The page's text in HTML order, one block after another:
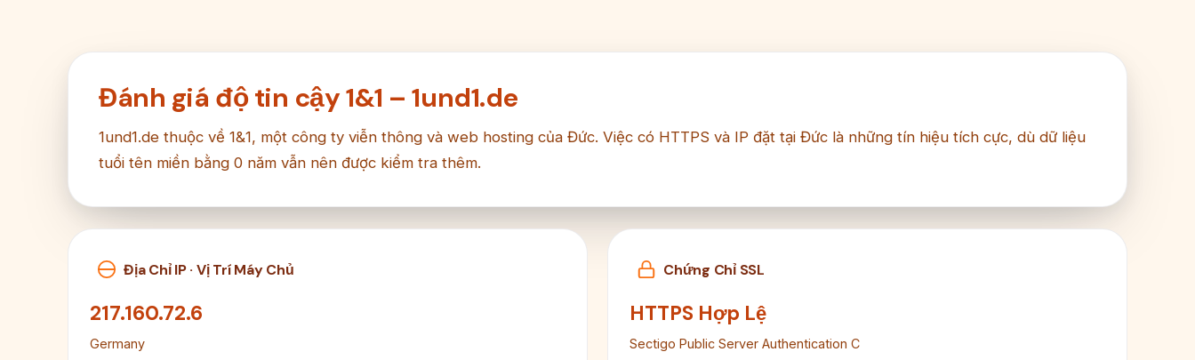
Đánh giá độ tin cậy 1&1 – 1und1.de
1und1.de thuộc về 1&1, một công ty viễn thông và web hosting của Đức. Việc có HTTPS và IP đặt tại Đức là những tín hiệu tích cực, dù dữ liệu
tuổi tên miền bằng 0 năm vẫn nên được kiểm tra thêm.
Địa Chỉ IP · Vị Trí Máy Chủ
217.160.72.6
Germany
Chứng Chỉ SSL
HTTPS Hợp Lệ
Sectigo Public Server Authentication C